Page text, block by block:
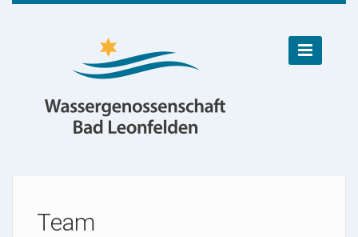

Team